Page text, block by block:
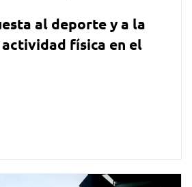
al deporte y a la
física en el